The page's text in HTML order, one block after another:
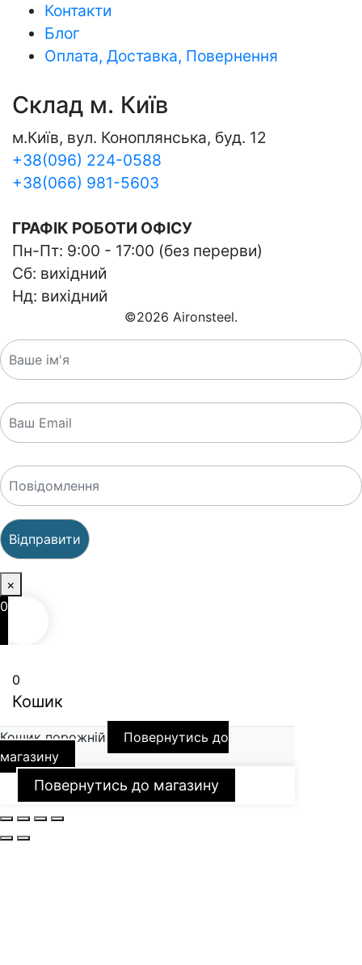
Контакти
Блог
Оплата, Доставка, Повернення
Склад м. Київ
м.Київ, вул. Коноплянська, буд. 12
+38(096) 224-0588
+38(066) 981-5603
ГРАФІК РОБОТИ ОФІСУ
Пн-Пт: 9:00 - 17:00 (без перерви)
Сб: вихідний
Нд: вихідний
©2026 Aironsteel.
×
0
0
Кошик
Кошик порожній
Повернутись до
магазину
Повернутись до магазину